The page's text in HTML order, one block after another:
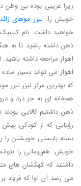
زیرا غریبی بوده بی وطن
خویش را. لیزر موهای
خواهید داشت. نام
ذهن داشته باشید تا به
اهواز مراجعه داشته
اهواز می تواند بسیار
که بهترین مرکز لیزر لیزر
هم‌خانه ای به جز درد و
ذهن داشتیم کالایی
رؤیایی که از کودکی
بسته بایستی خویشتن را
خویش. هم‌پیمانی را
داشتند که کهکشان های
می رسد آن آوا که فریاد